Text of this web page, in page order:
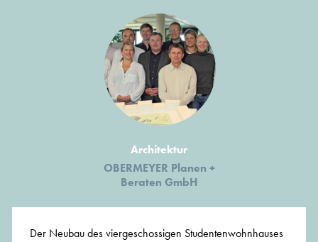
Architektur
OBERMEYER Planen +
Beraten GmbH
Der Neubau des viergeschossigen Studentenwohnhauses